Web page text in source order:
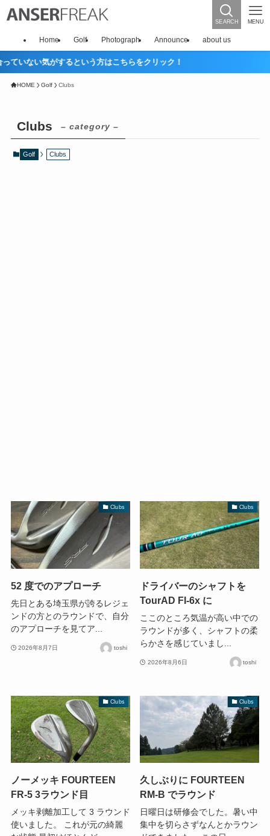
SEARCH MENU
Home Golf Photograph Announce about us
気がするという方はこちらをクリック！
HOME Golf Clubs
Clubs – category –
Golf Clubs
Clubs
52 度でのアプローチ
先日とある埼玉県が誇るレジェ
ンドの方とのラウンドで、自分
のアプローチを見てア...
2026年8月7日 toshi
Clubs
ドライバーのシャフトを
TourAD FI-6x に
ここのところ気温が高い中での
ラウンドが多く、シャフトの柔
らかさを感じていまし...
2026年8月6日 toshi
Clubs
ノーメッキ FOURTEEN
FR-5 3ラウンド目
メッキ剥離加工して 3 ラウンド
使いました。 これが元の綺麗
Clubs
久しぶりに FOURTEEN
RM-B でラウンド
日曜日は研修会でした。暑い中
集中を切らさずなんとかラウン